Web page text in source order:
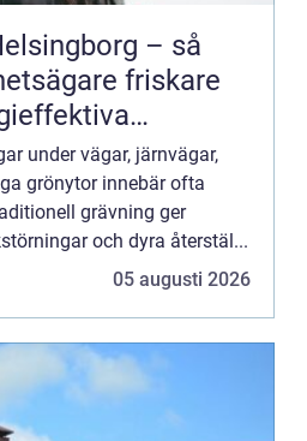
– så
friskare
under vägar, järnvägar,
grönytor innebär ofta
grävning ger
och dyra återstäl...
05 augusti 2026